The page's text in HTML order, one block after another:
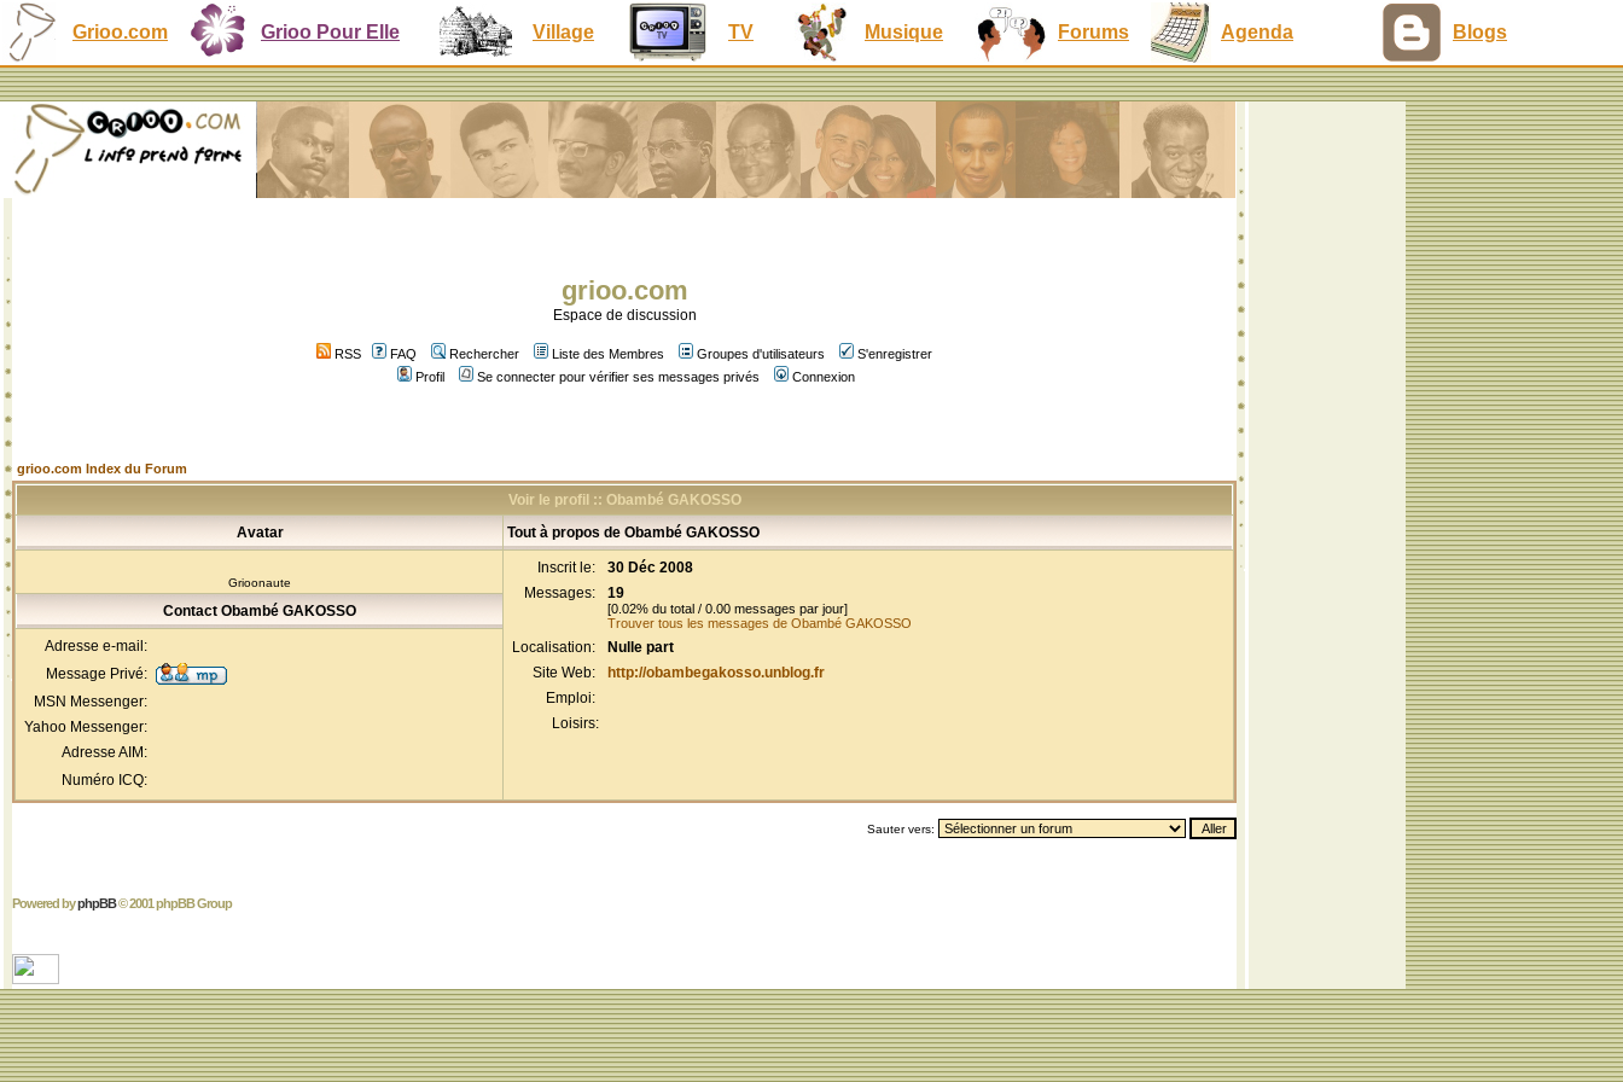
Grioo.com Grioo Pour Elle Village TV Musique Forums Agenda Blogs
grioo.com
Espace de discussion
RSS FAQ Rechercher Liste des Membres Groupes d'utilisateurs
S'enregistrer
Profil
Se connecter pour vérifier ses messages privés Connexion
grioo.com Index du Forum
Voir le profil :: Obambé GAKOSSO
Avatar
Tout à propos de Obambé GAKOSSO
Grioonaute
Inscrit le:
30 Déc 2008
Messages:
19
[0.02% du total / 0.00 messages par jour]
Trouver tous les messages de Obambé GAKOSSO
Localisation:
Nulle part
Site Web:
http://obambegakosso.unblog.fr
Emploi:
Loisirs:
Contact Obambé GAKOSSO
Adresse e-mail:
Message Privé:
MSN Messenger:
Yahoo Messenger:
Adresse AIM:
Numéro ICQ:
Sauter vers:
Powered byphpBB© 2001 phpBB Group